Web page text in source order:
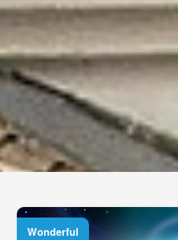
Wonderful